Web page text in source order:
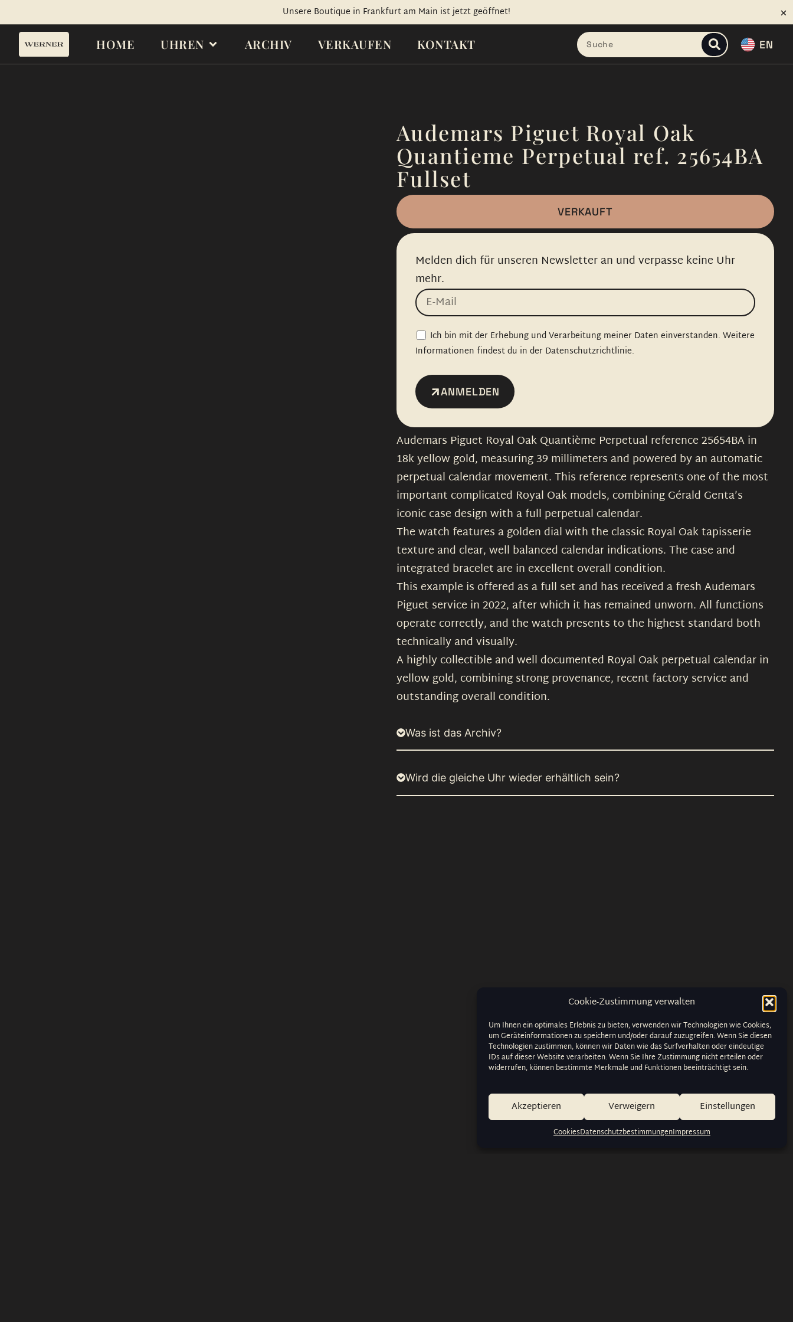
Cookie-Zustimmung verwalten
Um Ihnen ein optimales Erlebnis zu bieten, verwenden wir Technologien wie Cookies,
um Geräteinformationen zu speichern und/oder darauf zuzugreifen. Wenn Sie diesen
Technologien zustimmen, können wir Daten wie das Surfverhalten oder eindeutige
IDs auf dieser Website verarbeiten. Wenn Sie Ihre Zustimmung nicht erteilen oder
widerrufen, können bestimmte Merkmale und Funktionen beeinträchtigt sein.
Akzeptieren Verweigern Einstellungen
CookiesDatenschutzbestimmungenImpressum
Unsere Boutique in Frankfurt am Main ist jetzt geöffnet!
HOME UHREN ARCHIV VERKAUFEN KONTAKT EN
Audemars Piguet Royal Oak
Quantieme Perpetual ref. 25654BA
Fullset
VERKAUFT
Melden dich für unseren Newsletter an und verpasse keine Uhr
mehr.
Ich bin mit der Erhebung und Verarbeitung meiner Daten einverstanden. Weitere
Informationen findest du in der Datenschutzrichtlinie.
ANMELDEN
Audemars Piguet Royal Oak Quantième Perpetual reference 25654BA in
18k yellow gold, measuring 39 millimeters and powered by an automatic
perpetual calendar movement. This reference represents one of the most
important complicated Royal Oak models, combining Gérald Genta’s
iconic case design with a full perpetual calendar.
The watch features a golden dial with the classic Royal Oak tapisserie
texture and clear, well balanced calendar indications. The case and
integrated bracelet are in excellent overall condition.
This example is offered as a full set and has received a fresh Audemars
Piguet service in 2022, after which it has remained unworn. All functions
operate correctly, and the watch presents to the highest standard both
technically and visually.
A highly collectible and well documented Royal Oak perpetual calendar in
yellow gold, combining strong provenance, recent factory service and
outstanding overall condition.
Was ist das Archiv?
Wird die gleiche Uhr wieder erhältlich sein?